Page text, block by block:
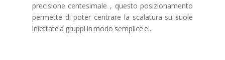
precisione centesimale , questo posizionamento
permette di poter centrare la scalatura su suole
iniettate a gruppi in modo semplice e...